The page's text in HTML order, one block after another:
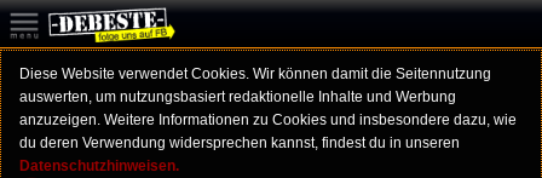
Diese Website verwendet Cookies. Wir können damit die Seitennutzung
auswerten, um nutzungsbasiert redaktionelle Inhalte und Werbung
anzuzeigen. Weitere Informationen zu Cookies und insbesondere dazu, wie
du deren Verwendung widersprechen kannst, findest du in unseren
Datenschutzhinweisen.